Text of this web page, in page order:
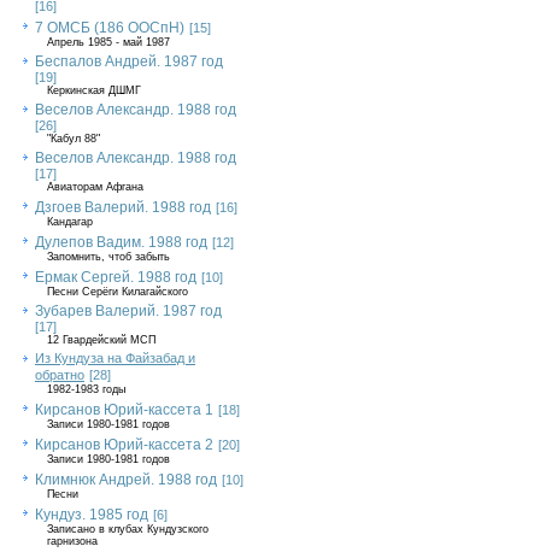
[16]
7 ОМСБ (186 ООСпН) [15]
Апрель 1985 - май 1987
Беспалов Андрей. 1987 год
[19]
Керкинская ДШМГ
Веселов Александр. 1988 год
[26]
"Кабул 88"
Веселов Александр. 1988 год
[17]
Авиаторам Афгана
Дзгоев Валерий. 1988 год [16]
Кандагар
Дулепов Вадим. 1988 год [12]
Запомнить, чтоб забыть
Ермак Сергей. 1988 год [10]
Песни Серёги Килагайского
Зубарев Валерий. 1987 год
[17]
12 Гвардейский МСП
Из Кундуза на Файзабад и
обратно [28]
1982-1983 годы
Кирсанов Юрий-кассета 1 [18]
Записи 1980-1981 годов
Кирсанов Юрий-кассета 2 [20]
Записи 1980-1981 годов
Климнюк Андрей. 1988 год [10]
Песни
Кундуз. 1985 год [6]
Записано в клубах Кундузского
гарнизона